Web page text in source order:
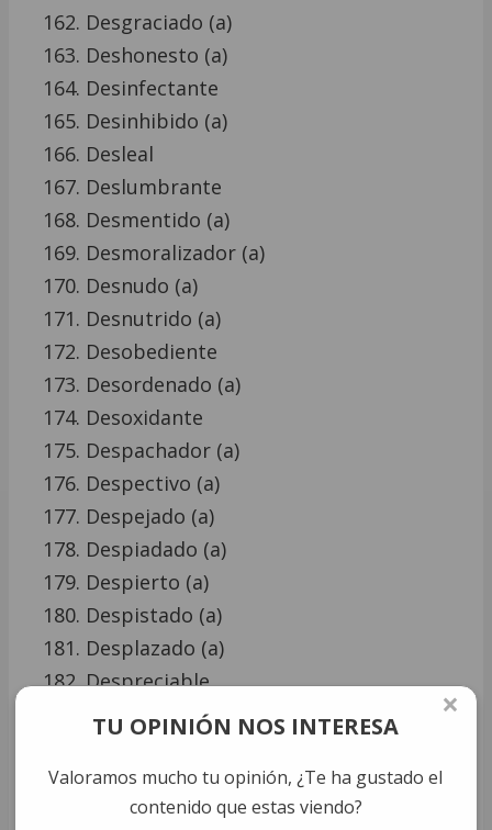
Desgraciado (a)
Deshonesto (a)
Desinfectante
Desinhibido (a)
Desleal
Deslumbrante
Desmentido (a)
Desmoralizador (a)
Desnudo (a)
Desnutrido (a)
Desobediente
Desordenado (a)
Desoxidante
Despachador (a)
Despectivo (a)
Despejado (a)
Despiadado (a)
Despierto (a)
Despistado (a)
Desplazado (a)
Despreciable
Desproporcionado (a)
Destinatario (a)
Destructivo (a)
×
TU OPINIÓN NOS INTERESA
Valoramos mucho tu opinión, ¿Te ha gustado el
contenido que estas viendo?